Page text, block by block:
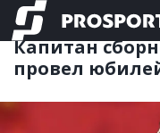
ФУТБОЛ
Капитан
провел